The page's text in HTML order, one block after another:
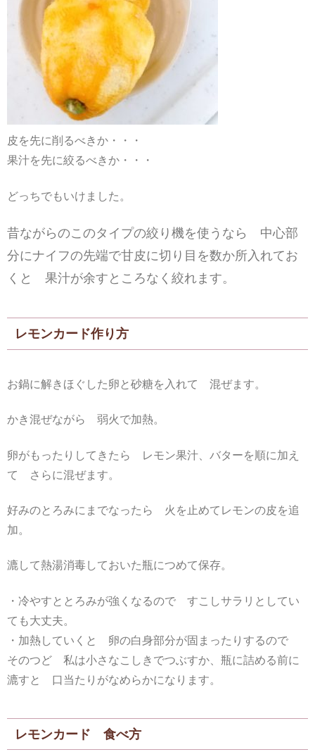
皮を先に削るべきか・・・
果汁を先に絞るべきか・・・
どっちでもいけました。
昔ながらのこのタイプの絞り機を使うなら 中心部
分にナイフの先端で甘皮に切り目を数か所入れてお
くと 果汁が余すところなく絞れます。
レモンカード作り方
お鍋に解きほぐした卵と砂糖を入れて 混ぜます。
かき混ぜながら 弱火で加熱。
卵がもったりしてきたら レモン果汁、バターを順に加え
て さらに混ぜます。
好みのとろみにまでなったら 火を止めてレモンの皮を追
加。
漉して熱湯消毒しておいた瓶につめて保存。
・冷やすととろみが強くなるので すこしサラリとしてい
ても大丈夫。
・加熱していくと 卵の白身部分が固まったりするので
そのつど 私は小さなこしきでつぶすか、瓶に詰める前に
漉すと 口当たりがなめらかになります。
レモンカード 食べ方